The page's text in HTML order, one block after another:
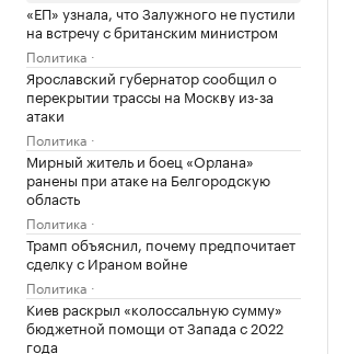
«ЕП» узнала, что Залужного не пустили
на встречу с британским министром
Политика
Ярославский губернатор сообщил о
перекрытии трассы на Москву из-за
атаки
Политика
Мирный житель и боец «Орлана»
ранены при атаке на Белгородскую
область
Политика
Трамп объяснил, почему предпочитает
сделку с Ираном войне
Политика
Киев раскрыл «колоссальную сумму»
бюджетной помощи от Запада с 2022
года